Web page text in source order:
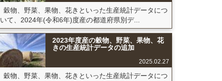
穀物、野菜、果物、花きといった生産統計データにつ
いて、2024年(令和6年)度産の都道府県別デ...
2023年度産の穀物、野菜、果物、花
きの生産統計データの追加
2025.02.27
穀物、野菜、果物、花きといった生産統計データにつ